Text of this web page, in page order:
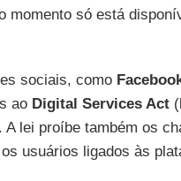
momento só está
sociais, como
ao Digital Services Act(
lei proíbe também os
usuários ligados às